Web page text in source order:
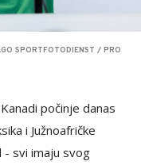
SPORTFOTODIENST / PRO
počinje danas
i Južnoafričke
- svi imaju svog